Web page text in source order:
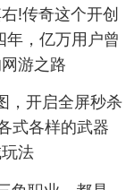
!传奇这个开创
年，亿万用户曾
游之路
，开启全屏秒杀
式各样的武器
法